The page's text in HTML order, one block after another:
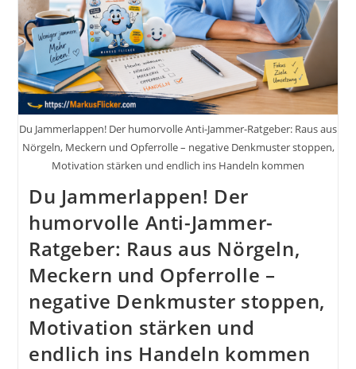
Du Jammerlappen! Der humorvolle Anti-Jammer-Ratgeber: Raus aus
Nörgeln, Meckern und Opferrolle – negative Denkmuster stoppen,
Motivation stärken und endlich ins Handeln kommen
Du Jammerlappen! Der
humorvolle Anti-Jammer-
Ratgeber: Raus aus Nörgeln,
Meckern und Opferrolle –
negative Denkmuster stoppen,
Motivation stärken und
endlich ins Handeln kommen